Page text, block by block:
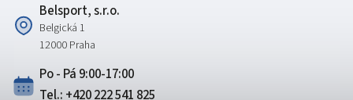
Belsport, s.r.o.
Belgická 1
12000 Praha
Po - Pá 9:00-17:00
Tel.: +420 222 541 825